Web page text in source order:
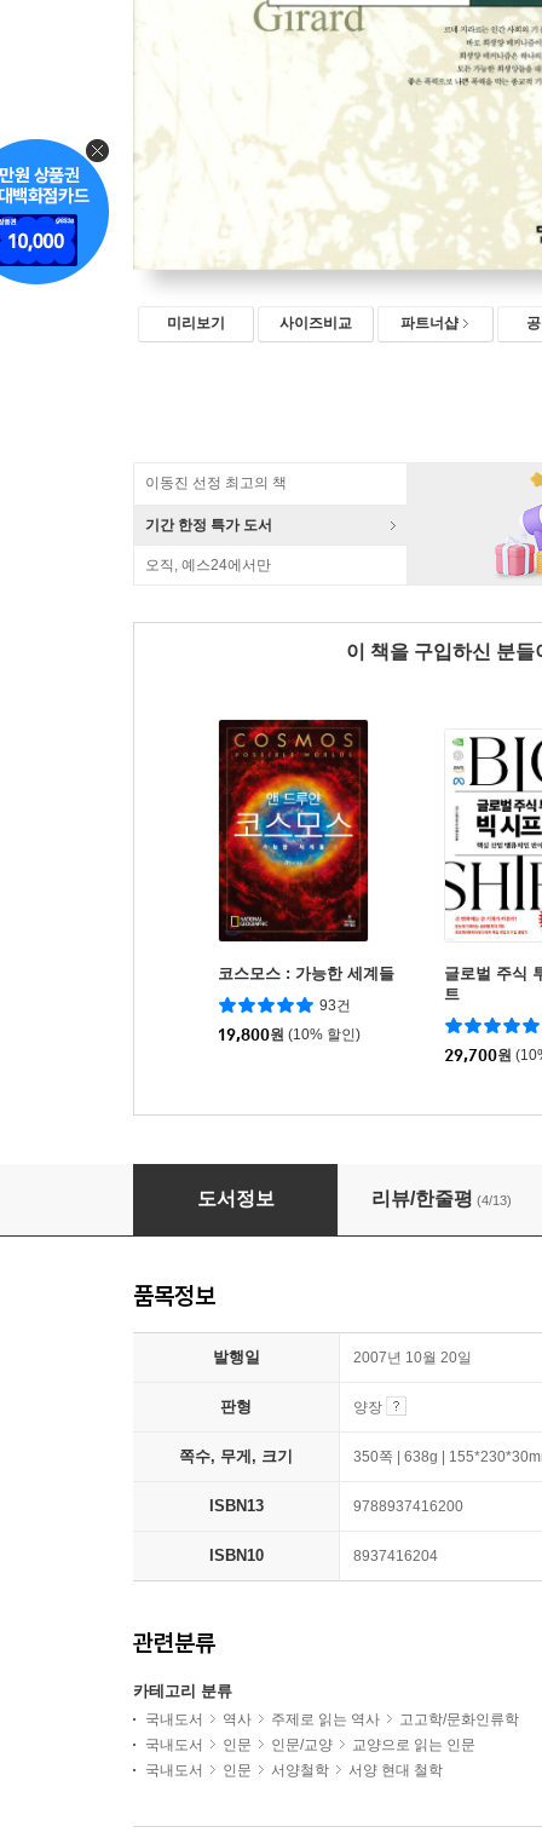
미리보기 사이즈비교 파트너샵
이동진 선정 최고의 책
기간 한정 특가 도서
오직, 예스24에서만
이 책을 구입하신 분
코스모스 : 가능한 세계들
93건
19,800원 (10% 할인)
글로벌 주식
트
29,700원
도서정보 리뷰/한줄평 (4/13)
품목정보
발행일 2007년 10월 20일
판형 양장
쪽수, 무게, 크기 350쪽 | 638g |
ISBN13 9788937416200
ISBN10 8937416204
관련분류
카테고리 분류
국내도서 역사 주제로 읽는 역사
고고학/문화인류학
국내도서
인문 인문/교양
교양으로 읽는 인문
국내도서
인문 서양철학 서양 현대 철학